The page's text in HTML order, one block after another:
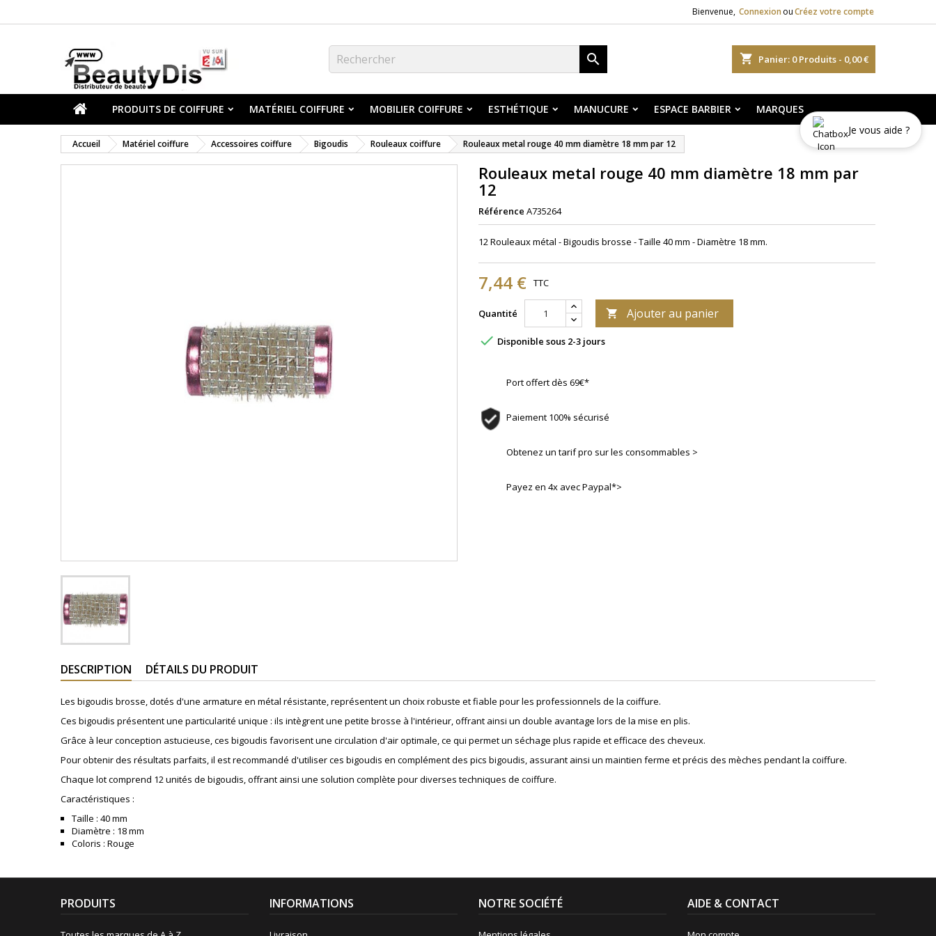
Bienvenue, Connexion ouCréez votre compte
shopping_cart Panier: 0Produits - 0,00 €

PRODUITS DE COIFFURE MATÉRIEL COIFFURE MOBILIER COIFFURE ESTHÉTIQUE MANUCURE ESPACE BARBIER MARQUES
Accueil Matériel coiffure Accessoires coiffure Bigoudis Rouleaux coiffure Rouleaux metal rouge 40 mm diamètre 18 mm par 12
Rouleaux metal rouge 40 mm diamètre 18 mm par
12
Référence A735264
12 Rouleaux métal - Bigoudis brosse - Taille 40 mm - Diamètre 18 mm.
7,44 € TTC
Quantité  Ajouter au panier
 Disponible sous 2-3 jours
Port offert dès 69€*
Paiement 100% sécurisé
Obtenez un tarif pro sur les consommables >
Payez en 4x avec Paypal*>
DESCRIPTION DÉTAILS DU PRODUIT
Les bigoudis brosse, dotés d'une armature en métal résistante, représentent un choix robuste et fiable pour les professionnels de la coiffure.
Ces bigoudis présentent une particularité unique : ils intègrent une petite brosse à l'intérieur, offrant ainsi un double avantage lors de la mise en plis.
Grâce à leur conception astucieuse, ces bigoudis favorisent une circulation d'air optimale, ce qui permet un séchage plus rapide et efficace des cheveux.
Pour obtenir des résultats parfaits, il est recommandé d'utiliser ces bigoudis en complément des pics bigoudis, assurant ainsi un maintien ferme et précis des mèches pendant la coiffure.
Chaque lot comprend 12 unités de bigoudis, offrant ainsi une solution complète pour diverses techniques de coiffure.
Caractéristiques :
Taille : 40 mm
Diamètre : 18 mm
Coloris : Rouge
PRODUITS INFORMATIONS NOTRE SOCIÉTÉ AIDE & CONTACT
Je vous aide ?